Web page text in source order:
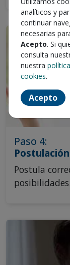
Paso 4:
Postula
posibilidades.
analíticos y
continuar
necesarias
Acepto. Si
consulta
nuestra
cookies.
Acepto